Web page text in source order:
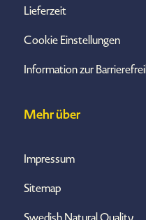
Lieferzeit
Cookie Einstellungen
Information zur
Mehr über
Impressum
Sitemap